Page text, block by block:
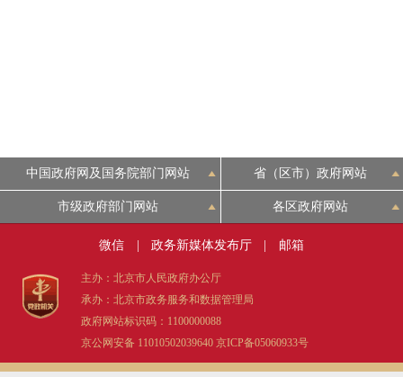
中国政府网及国务院部门网站 省（区市）政府网站
市级政府部门网站 各区政府网站
微信 政务新媒体发布厅 邮箱
主办：北京市人民政府办公厅
承办：北京市政务服务和数据管理局
政府网站标识码：1100000088
京公网安备 11010502039640 京ICP备05060933号